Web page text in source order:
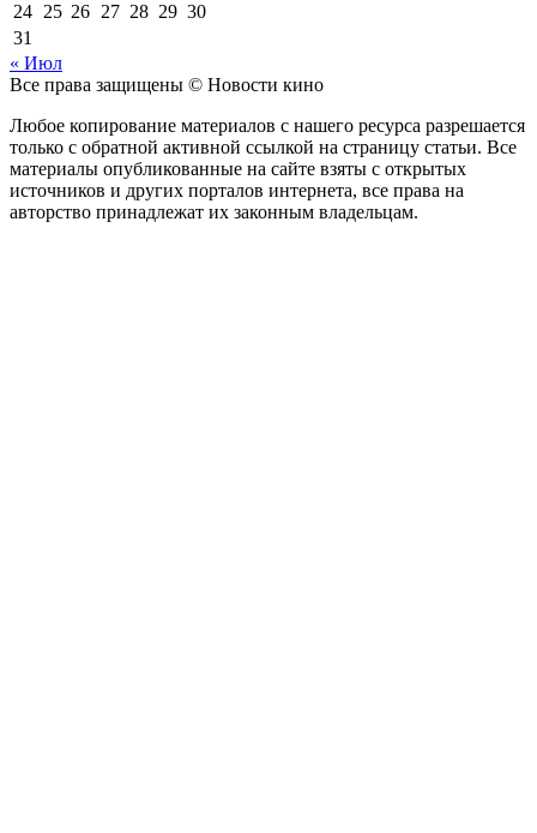
24 25 26 27 28 29 30
31
« Июл
Все права защищены © Новости кино
Любое копирование материалов с нашего ресурса разрешается
только с обратной активной ссылкой на страницу статьи. Все
материалы опубликованные на сайте взяты с открытых
источников и других порталов интернета, все права на
авторство принадлежат их законным владельцам.